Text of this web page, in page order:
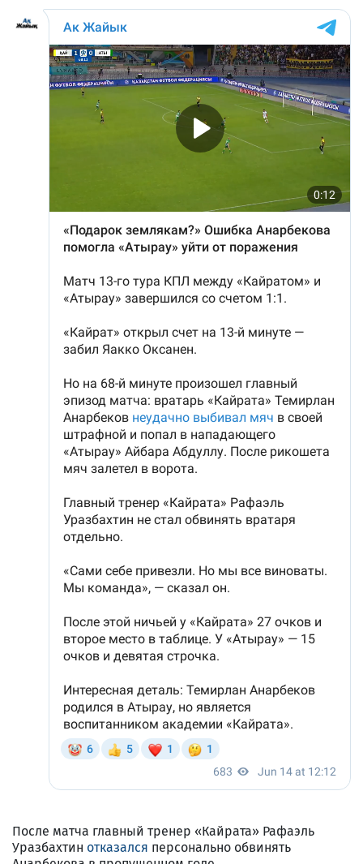
После матча главный тренер «Кайрата» Рафаэль
Уразбахтин отказался персонально обвинять